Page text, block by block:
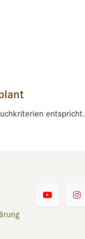
entspricht.